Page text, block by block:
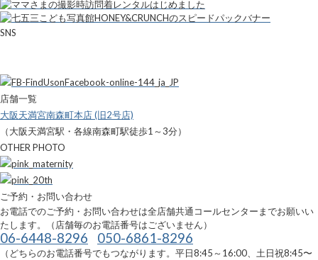
SNS
店舗一覧
大阪天満宮南森町本店 (旧2号店)
（大阪天満宮駅・各線南森町駅徒歩1～3分）
OTHER PHOTO
ご予約・お問い合わせ
お電話でのご予約・お問い合わせは全店舗共通コールセンターまでお願いい
たします。（店舗毎のお電話番号はございません）
06-6448-8296 050-6861-8296
（どちらのお電話番号でもつながります。平日8:45～16:00、土日祝8:45〜